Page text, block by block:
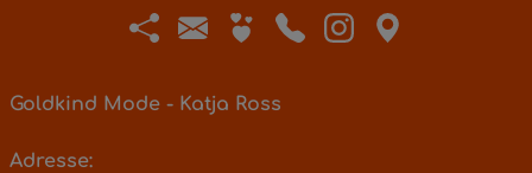
Goldkind Mode - Katja Ross
Adresse: